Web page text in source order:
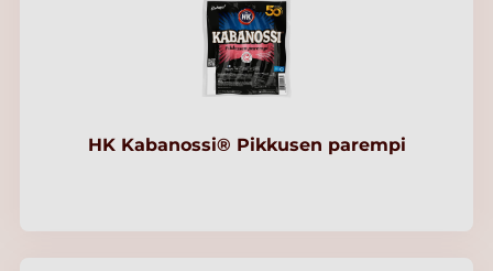
HK Kabanossi® Pikkusen parempi